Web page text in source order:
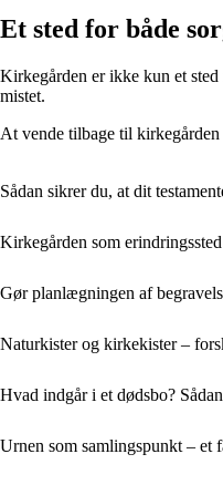
Et sted for både
Kirkegården er ikke kun et
mistet.
At vende tilbage til
Sådan sikrer du, at dit
Kirkegården som
Gør planlægningen af
Naturkister og kirkekister –
Hvad indgår i et dødsbo?
Urnen som samlingspunkt –